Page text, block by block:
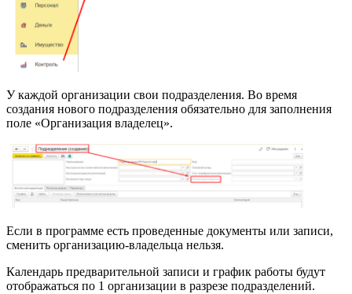
У каждой организации свои подразделения. Во время
создания нового подразделения обязательно для заполнения
поле «Организация владелец».
Если в программе есть проведенные документы или записи,
сменить организацию-владельца нельзя.
Календарь предварительной записи и график работы будут
отображаться по 1 организации в разрезе подразделений.